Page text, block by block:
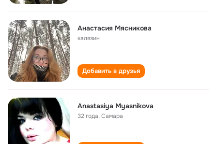
Анастасия Мясникова
калязин
Добавить в друзья
Anastasiya Myasnikova
32 года,Самара